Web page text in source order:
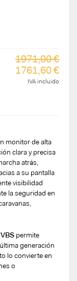
1971,00 €
1761,60 €
IVA incluido
monitor de alta
clara y precisa
atrás,
a su pantalla
visibilidad
la seguridad en
permite
generación
lo convierte en
o